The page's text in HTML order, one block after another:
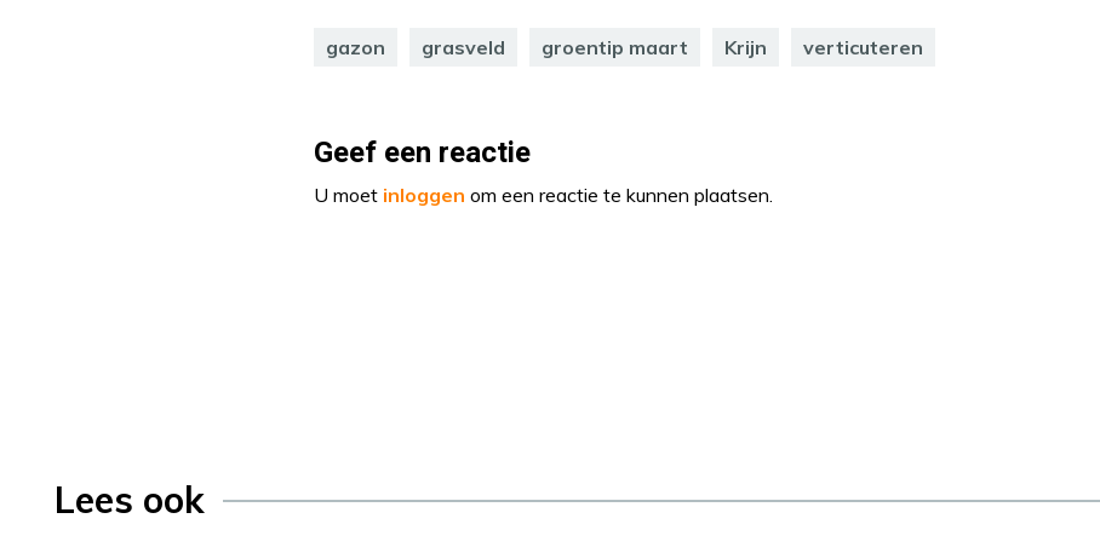
gazon grasveld groentip maart Krijn verticuteren
Geef een reactie
U moet inloggen om een reactie te kunnen plaatsen.
Lees ook